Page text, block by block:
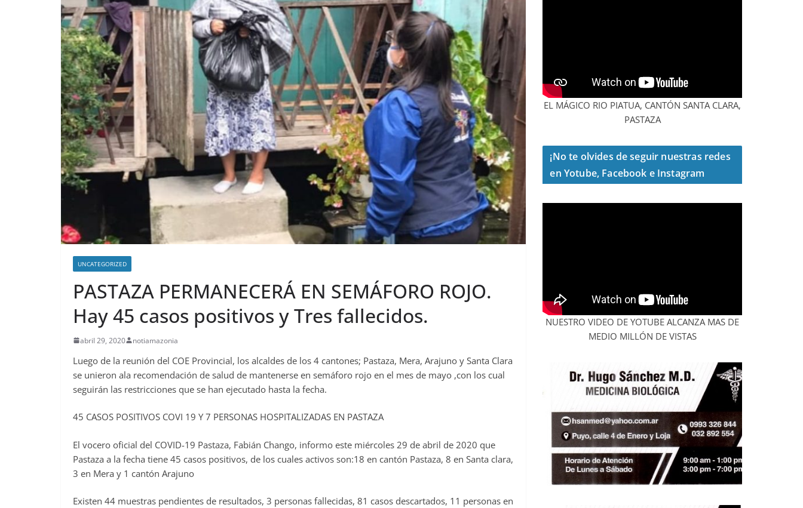
UNCATEGORIZED
PASTAZA PERMANECERÁ EN SEMÁFORO ROJO.
Hay 45 casos positivos y Tres fallecidos.
abril 29, 2020 notiamazonia
Luego de la reunión del COE Provincial, los alcaldes de los 4 cantones; Pastaza, Mera, Arajuno y Santa Clara
se unieron ala recomendación de salud de mantenerse en semáforo rojo en el mes de mayo ,con los cual
seguirán las restricciones que se han ejecutado hasta la fecha.
45 CASOS POSITIVOS COVI 19 Y 7 PERSONAS HOSPITALIZADAS EN PASTAZA
El vocero oficial del COVID-19 Pastaza, Fabián Chango, informo este miércoles 29 de abril de 2020 que
Pastaza a la fecha tiene 45 casos positivos, de los cuales activos son:18 en cantón Pastaza, 8 en Santa clara,
3 en Mera y 1 cantón Arajuno
Existen 44 muestras pendientes de resultados, 3 personas fallecidas, 81 casos descartados, 11 personas en
EL MÁGICO RIO PIATUA, CANTÓN SANTA CLARA,
PASTAZA
¡No te olvides de seguir nuestras redes
en Yotube, Facebook e Instagram
NUESTRO VIDEO DE YOTUBE ALCANZA MAS DE
MEDIO MILLÓN DE VISTAS